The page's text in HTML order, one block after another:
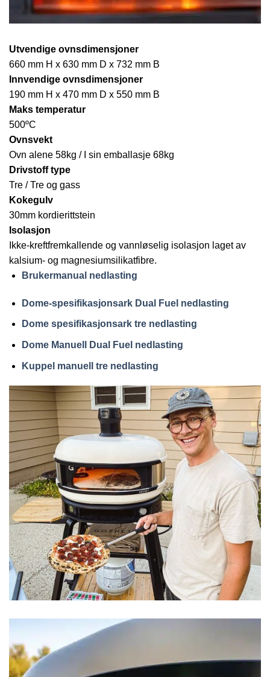
Utvendige ovnsdimensjoner
660 mm H x 630 mm D x 732 mm B
Innvendige ovnsdimensjoner
190 mm H x 470 mm D x 550 mm B
Maks temperatur
500ºC
Ovnsvekt
Ovn alene 58kg / I sin emballasje 68kg
Drivstoff type
Tre / Tre og gass
Kokegulv
30mm kordierittstein
Isolasjon
Ikke-kreftfremkallende og vannløselig isolasjon laget av
kalsium- og magnesiumsilikatfibre.
Brukermanual nedlasting
Dome-spesifikasjonsark Dual Fuel nedlasting
Dome spesifikasjonsark tre nedlasting
Dome Manuell Dual Fuel nedlasting
Kuppel manuell tre nedlasting